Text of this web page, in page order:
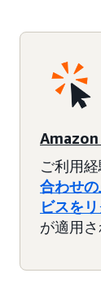
ご利用
合わせ
ビスを
が適用さ